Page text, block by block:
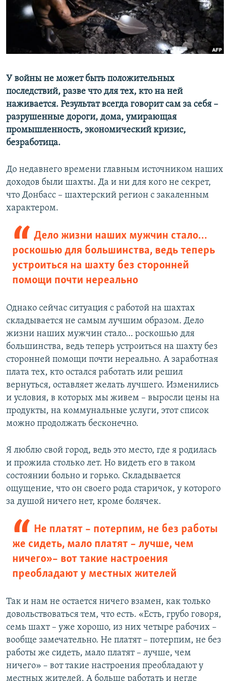
ПОБЕДИТЕЛЕЙ НЕ СУДЯТ?
КРЫМ.НЕПОКОРЕННЫЙ
ПРИСОЕДИНЯЙТЕСЬ!
Все сайты RFE/RL
У войны не может быть положительных
последствий, разве что для тех, кто на ней
наживается. Результат всегда говорит сам за себя –
разрушенные дороги, дома, умирающая
промышленность, экономический кризис,
безработица.
До недавнего времени главным источником наших
доходов были шахты. Да и ни для кого не секрет,
что Донбасс – шахтерский регион с закаленным
характером.
Дело жизни наших мужчин стало…
роскошью для большинства, ведь теперь
устроиться на шахту без сторонней
помощи почти нереально
Однако сейчас ситуация с работой на шахтах
складывается не самым лучшим образом. Дело
жизни наших мужчин стало… роскошью для
большинства, ведь теперь устроиться на шахту без
сторонней помощи почти нереально. А заработная
плата тех, кто остался работать или решил
вернуться, оставляет желать лучшего. Изменились
и условия, в которых мы живем – выросли цены на
продукты, на коммунальные услуги, этот список
можно продолжать бесконечно.
Я люблю свой город, ведь это место, где я родилась
и прожила столько лет. Но видеть его в таком
состоянии больно и горько. Складывается
ощущение, что он своего рода старичок, у которого
за душой ничего нет, кроме болячек.
Не платят – потерпим, не без работы
же сидеть, мало платят – лучше, чем
ничего» – вот такие настроения
преобладают у местных жителей
Так и нам не остается ничего взамен, как только
довольствоваться тем, что есть. «Есть, грубо говоря,
семь шахт – уже хорошо, из них четыре рабочих –
вообще замечательно. Не платят – потерпим, не без
работы же сидеть, мало платят – лучше, чем
ничего» – вот такие настроения преобладают у
местных жителей. А больше работать и негде